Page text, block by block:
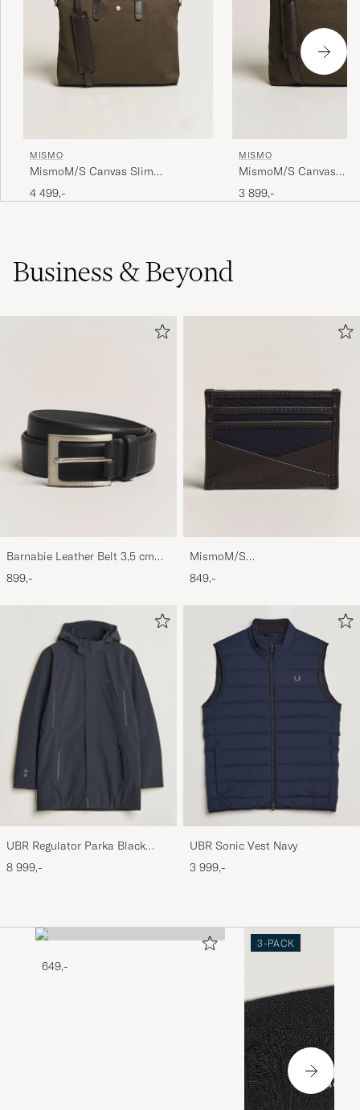
MISMO
MismoM/S Canvas Slim
BriefArmy/Dark Brown
4 499,-
MISMO
MismoM/S Canvas
ShopperArmy/Dark
3 899,-
Business & Beyond
Barnabie Leather Belt 3,5 cm
Black
899,-
MismoM/S
CardholderNavy/Dark Brown
849,-
UBR Regulator Parka Black
Storm
8 999,-
UBR Sonic Vest Navy
3 999,-
649,-
3-PACK